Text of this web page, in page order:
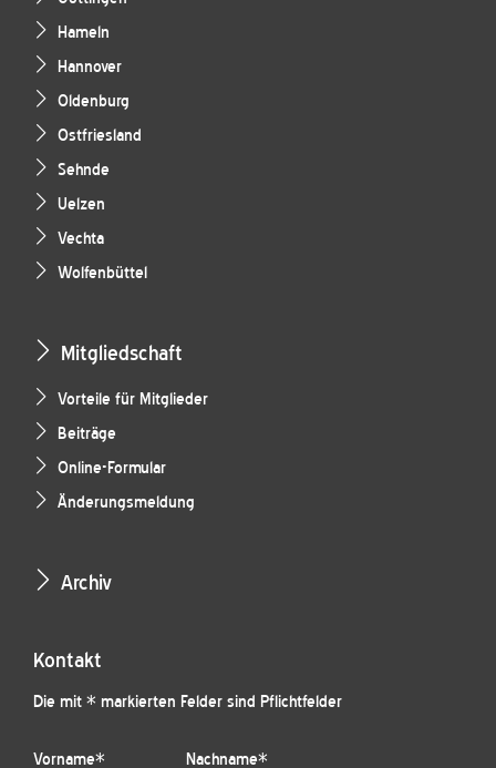
Hameln
Hannover
Oldenburg
Ostfriesland
Sehnde
Uelzen
Vechta
Wolfenbüttel
Mitgliedschaft
Vorteile für Mitglieder
Beiträge
Online-Formular
Änderungsmeldung
Archiv
Kontakt
Die mit * markierten Felder sind Pflichtfelder
Vorname* Nachname*